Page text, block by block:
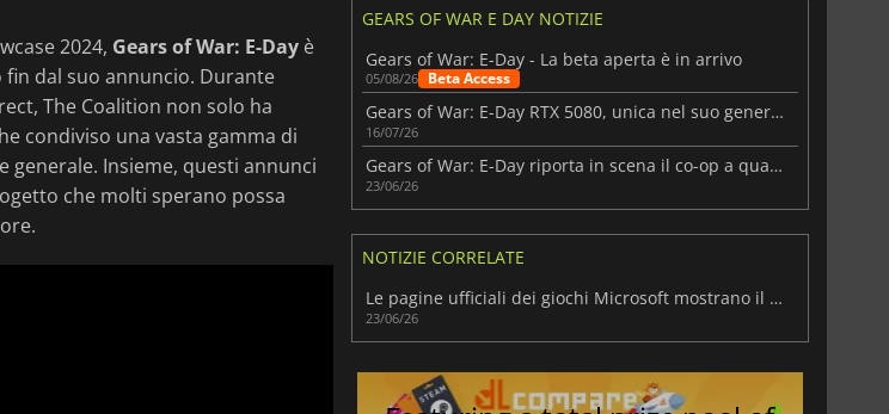
2024, Gears of War: E-Day è
dal suo annuncio. Durante
The Coalition non solo ha
condiviso una vasta gamma di
generale. Insieme, questi annunci
che molti sperano possa
GEARS OF WAR E DAY NOTIZIE
Gears of War: E-Day - La beta aperta è in arrivo
05/08/26 Beta Access
Gears of War: E-Day RTX 5080, unica nel suo genere, nell’evento NVIDIA
16/07/26
Gears of War: E-Day riporta in scena il co-op a quattro giocatori
23/06/26
NOTIZIE CORRELATE
Le pagine ufficiali dei giochi Microsoft mostrano il nuovo marchio Xbox Handheld
23/06/26